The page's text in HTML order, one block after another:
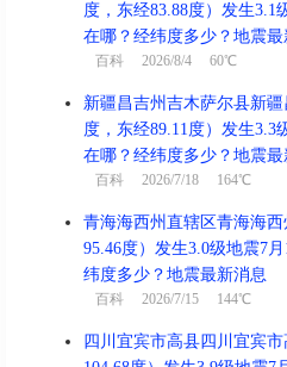
度，东经83.88度）发生3.1
在哪？经纬度多少？地震最
百科 2026/8/4 60℃
新疆昌吉州吉木萨尔县新
度，东经89.11度）发生3.3
在哪？经纬度多少？地震最
百科 2026/7/18 164℃
青海海西州直辖区青海海
95.46度）发生3.0级地震7
纬度多少？地震最新消息
百科 2026/7/15 144℃
四川宜宾市高县四川宜宾